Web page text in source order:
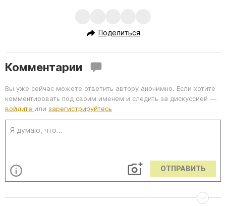
Поделиться
Комментарии
Вы уже сейчас можете ответить автору анонимно. Если хотите
комментировать под своим именем и следить за дискуссией —
войдите или зарегистрируйтесь
ОТПРАВИТЬ